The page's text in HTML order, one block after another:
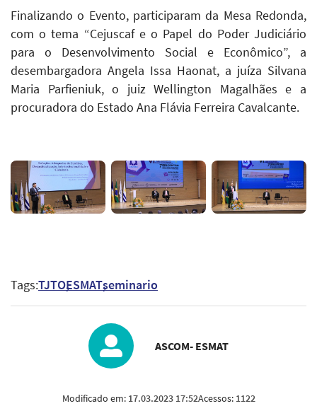
Finalizando o Evento, participaram da Mesa Redonda,
com o tema “Cejuscaf e o Papel do Poder Judiciário
para o Desenvolvimento Social e Econômico”, a
desembargadora Angela Issa Haonat, a juíza Silvana
Maria Parfieniuk, o juiz Wellington Magalhães e a
procuradora do Estado Ana Flávia Ferreira Cavalcante.
Tags:TJTOESMATseminario
ASCOM- ESMAT
Modificado em: 17.03.2023 17:52Acessos: 1122